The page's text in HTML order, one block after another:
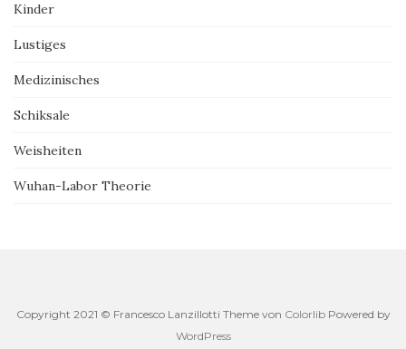
Kinder
Lustiges
Medizinisches
Schiksale
Weisheiten
Wuhan-Labor Theorie
Copyright 2021 © Francesco Lanzillotti Theme von ColorlibPowered by
WordPress